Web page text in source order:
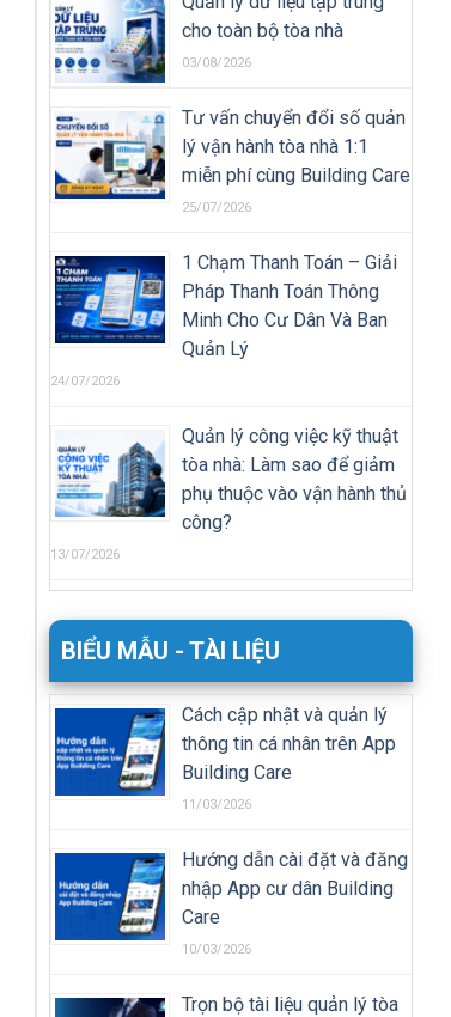
cho toàn bộ tòa nhà
03/08/2026
Tư vấn chuyển đổi số quản
lý vận hành tòa nhà 1:1
miễn phí cùng Building Care
25/07/2026
1 Chạm Thanh Toán – Giải
Pháp Thanh Toán Thông
Minh Cho Cư Dân Và Ban
Quản Lý
24/07/2026
Quản lý công việc kỹ thuật
tòa nhà: Làm sao để giảm
phụ thuộc vào vận hành thủ
công?
13/07/2026
BIỂU MẪU - TÀI LIỆU
Cách cập nhật và quản lý
thông tin cá nhân trên App
Building Care
11/03/2026
Hướng dẫn cài đặt và đăng
nhập App cư dân Building
Care
10/03/2026
Trọn bộ tài liệu quản lý tòa